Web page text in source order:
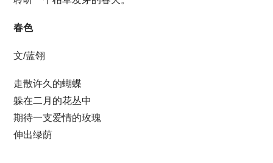
春色
文/蓝翎
走散许久的蝴蝶
躲在二月的花丛中
期待一支爱情的玫瑰
伸出绿荫